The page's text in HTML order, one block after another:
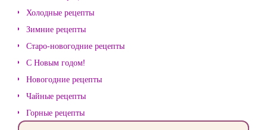
Холодные рецепты
Зимние рецепты
Старо-новогодние рецепты
С Новым годом!
Новогодние рецепты
Чайные рецепты
Горные рецепты